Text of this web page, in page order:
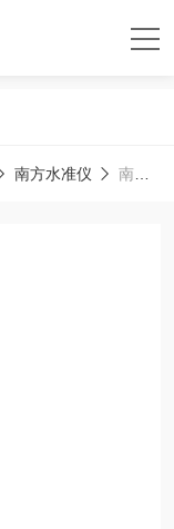
南方水准仪 南方测绘DL-2007数字水准仪